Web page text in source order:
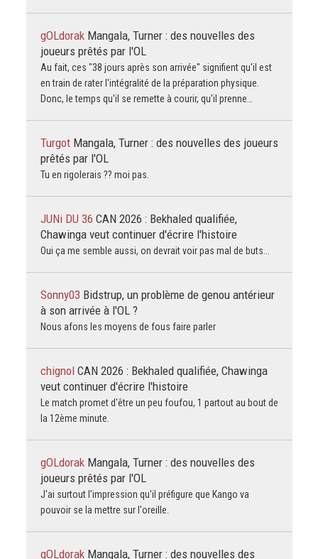
gOLdorak Mangala, Turner : des nouvelles des
joueurs prêtés par l'OL
Au fait, ces "38 jours après son arrivée" signifient qu'il est
en train de rater l'intégralité de la préparation physique.
Donc, le temps qu'il se remette à courir, qu'il prenne…
Turgot Mangala, Turner : des nouvelles des joueurs
prêtés par l'OL
Tu en rigolerais ?? moi pas.
JUNi DU 36 CAN 2026 : Bekhaled qualifiée,
Chawinga veut continuer d'écrire l'histoire
Oui ça me semble aussi, on devrait voir pas mal de buts...
Sonny03 Bidstrup, un problème de genou antérieur
à son arrivée à l'OL ?
Nous afons les moyens de fous faire parler
chignol CAN 2026 : Bekhaled qualifiée, Chawinga
veut continuer d'écrire l'histoire
Le match promet d'être un peu foufou, 1 partout au bout de
la 12ème minute.
gOLdorak Mangala, Turner : des nouvelles des
joueurs prêtés par l'OL
J'ai surtout l'impression qu'il préfigure que Kango va
pouvoir se la mettre sur l'oreille.
gOLdorak Mangala, Turner : des nouvelles des